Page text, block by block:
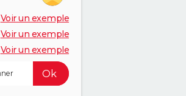
Voir un exemple
Voir un exemple
Voir un exemple